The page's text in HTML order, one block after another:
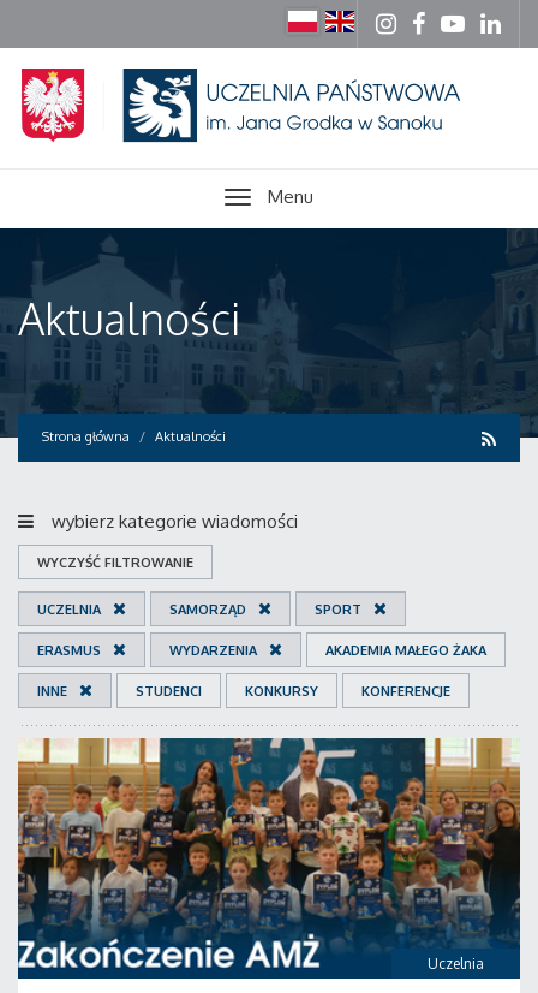
Menu
Aktualności
Strona główna Aktualności
wybierz kategorie wiadomości
WYCZYŚĆ FILTROWANIE
UCZELNIA SAMORZĄD SPORT
ERASMUS WYDARZENIA AKADEMIA MAŁEGO ŻAKA
INNE STUDENCI KONKURSY KONFERENCJE
Uczelnia